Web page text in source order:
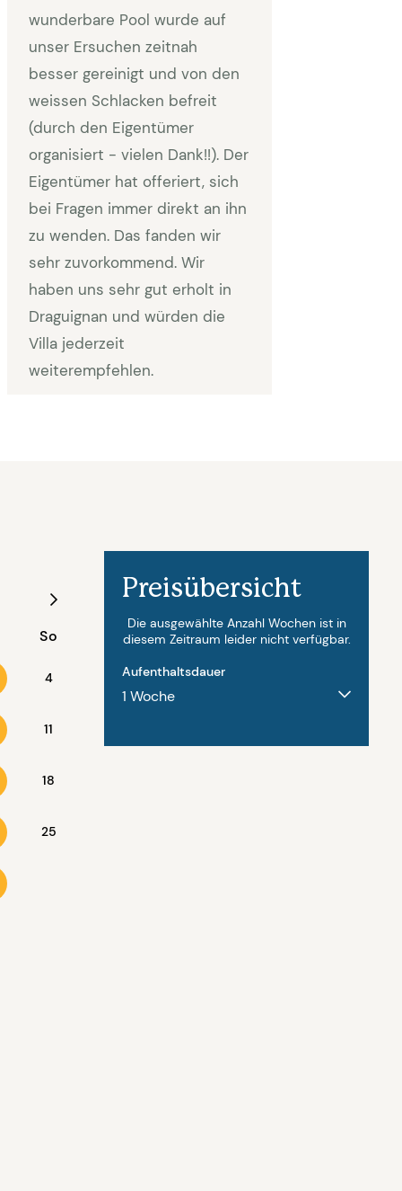
wunderbare Pool wurde auf
unser Ersuchen zeitnah
besser gereinigt und von den
weissen Schlacken befreit
(durch den Eigentümer
organisiert - vielen Dank!!). Der
Eigentümer hat offeriert, sich
bei Fragen immer direkt an ihn
zu wenden. Das fanden wir
sehr zuvorkommend. Wir
haben uns sehr gut erholt in
Draguignan und würden die
Villa jederzeit
weiterempfehlen.
So
4
11
18
25
August - 2027
Mo Di Mi Do
Preisübersicht
Die ausgewählte Anzahl Wochen ist in
diesem Zeitraum leider nicht verfügbar.
Aufenthaltsdauer